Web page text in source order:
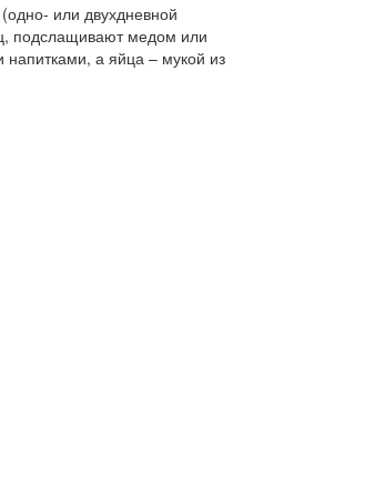
или двухдневной
подслащивают медом или
напитками, а яйца – мукой из